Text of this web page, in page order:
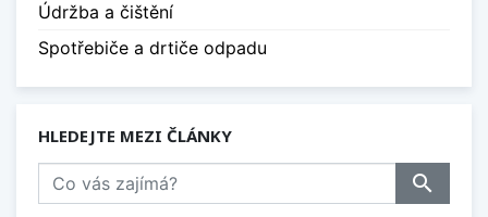
Údržba a čištění
Spotřebiče a drtiče odpadu
HLEDEJTE MEZI ČLÁNKY
search